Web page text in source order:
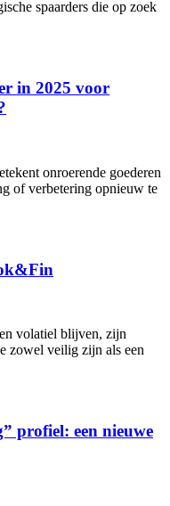
spaarders die op zoek
in 2025 voor
onroerende goederen
of verbetering opnieuw te
volatiel blijven, zijn
zowel veilig zijn als een
profiel: een nieuwe